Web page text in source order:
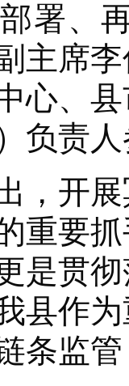
署、
主席
心、
负责
开展
重要
是贯
县作
条监